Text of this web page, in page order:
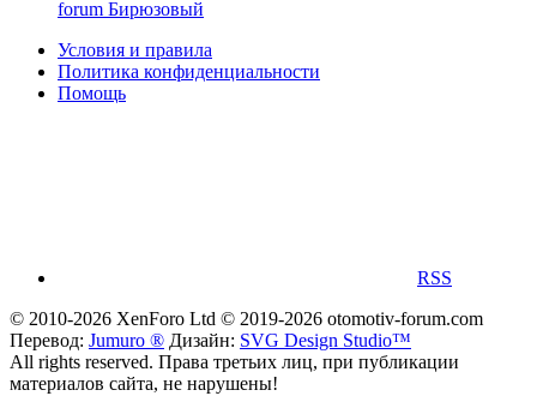
forum Бирюзовый
Условия и правила
Политика конфиденциальности
Помощь
RSS
© 2010-2026 XenForo Ltd © 2019-2026 otomotiv-forum.com
Перевод: Jumuro ® Дизайн: SVG Design Studio™
All rights reserved. Права третьих лиц, при публикации
материалов сайта, не нарушены!